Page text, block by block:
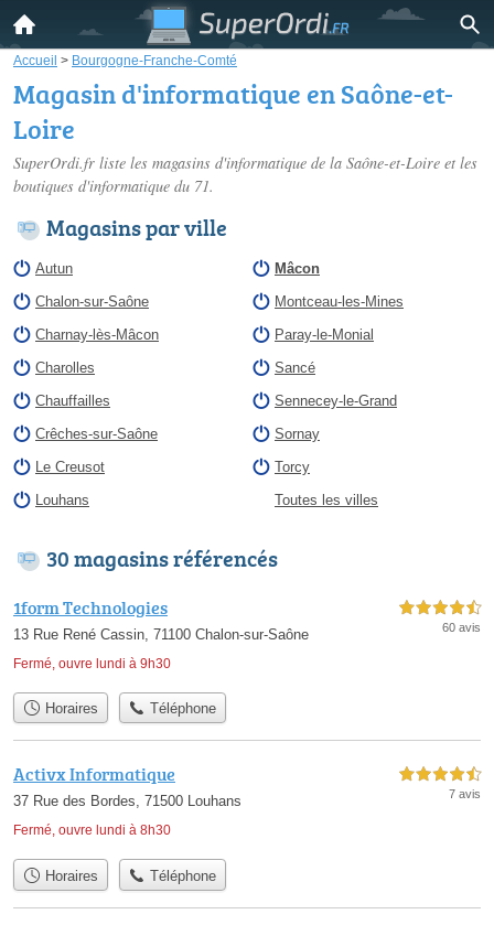
Accueil > Bourgogne-Franche-Comté
Magasin d'informatique en Saône-et-
Loire
SuperOrdi.fr liste les magasins d'informatique de la Saône-et-Loire et les
boutiques d'informatique du 71.
Magasins par ville
Autun
Chalon-sur-Saône
Charnay-lès-Mâcon
Charolles
Chauffailles
Crêches-sur-Saône
Le Creusot
Louhans
Mâcon
Montceau-les-Mines
Paray-le-Monial
Sancé
Sennecey-le-Grand
Sornay
Torcy
Toutes les villes
30 magasins référencés
1form Technologies
13 Rue René Cassin, 71100 Chalon-sur-Saône
Fermé, ouvre lundi à 9h30
4,5 étoiles sur 5
60 avis
Horaires Téléphone
Activx Informatique
37 Rue des Bordes, 71500 Louhans
Fermé, ouvre lundi à 8h30
4,5 étoiles sur 5
7 avis
Horaires Téléphone